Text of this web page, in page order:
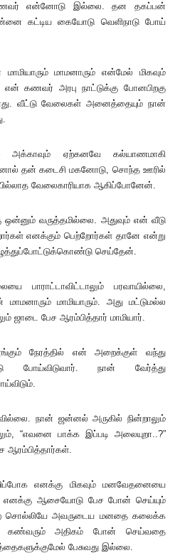
என்னோடு இல்லை. தன தகப்பன்
கட்டிய கையோடு வெளிநாடு போய்
மாமனாரும் என்மேல் மிகவும்
கணவர் அரபு நாட்டுக்கு போனபிறகு
வீட்டு வேலைகள் அனைத்தையும் நான்
ஏற்கனவே கல்யாணமாகி
தன் கடைசி மகனோடு, சொந்த ஊரில்
வேலைகாரியாக ஆகிப்போனேன்.
வருத்தமில்லை. அதுவும் என் வீடு
எனக்கும் பெற்றோர்கள் தானே என்று
செய்தேன்.
பாராட்டாவிட்டாலும் பரவாயில்லை,
மாமியாரும். அது மட்டுமல்ல
ஜாடை பேச ஆரம்பித்தார் மாமியார்.
நேரத்தில் என் அறைக்குள் வந்து
போய்விடுவார். நான் வேர்த்து
நான் ஜன்னல் அருகில் நின்றாலும்
“எவனை பாக்க இப்படி அலையுறா..?”
ஆரம்பித்தார்கள்.
எனக்கு மிகவும் மனவேதனையை
ஆசையோடு பேச போன் செய்யும்
சொல்லியே அவருடைய மனதை கலைக்க
கண்வரும் அதிகம் போன் செய்வதை
பேசுவது இல்லை.